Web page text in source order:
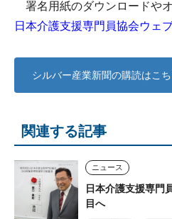
署名用紙のダウンロードや
日本介護支援専門員協会ウェ
シルバー産業新聞の購読はこち
関連する記事
ニュース
日本介護支援専
目へ